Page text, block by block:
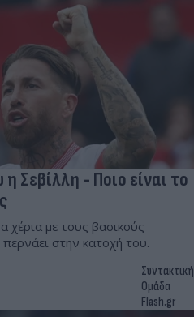
Σεβίλλη - Ποιο είναι το
χέρια με τους βασικούς
στην κατοχή του.
Συντακτική
Ομάδα
Flash.gr